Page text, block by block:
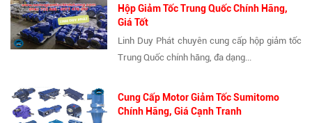
Hộp Giảm Tốc Trung Quốc Chính Hãng,
Giá Tốt
Linh Duy Phát chuyên cung cấp hộp giảm tốc
Trung Quốc chính hãng, đa dạng...
Cung Cấp Motor Giảm Tốc Sumitomo
Chính Hãng, Giá Cạnh Tranh